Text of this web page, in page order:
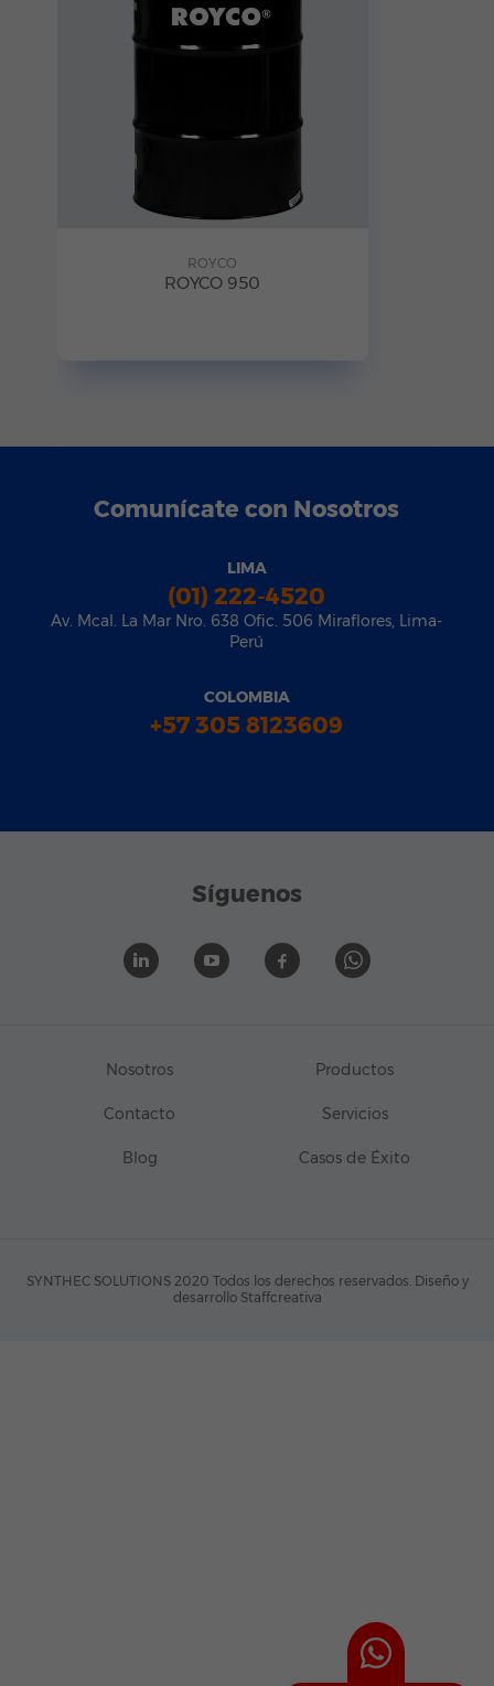
ROYCO
ROYCO 950
Comunícate con Nosotros
LIMA
(01) 222-4520
Av. Mcal. La Mar Nro. 638 Ofic. 506 Miraflores, Lima-
Perú
COLOMBIA
+57 305 8123609
Síguenos
Nosotros Productos
Contacto Servicios
Blog Casos de Éxito
SYNTHEC SOLUTIONS 2020 Todos los derechos reservados. Diseño y
desarrollo Staffcreativa